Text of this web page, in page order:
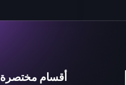
أقسام مختصرة